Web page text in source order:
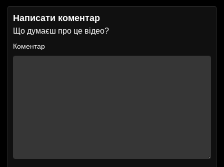
Написати коментар
Що думаєш про це відео?
Коментар